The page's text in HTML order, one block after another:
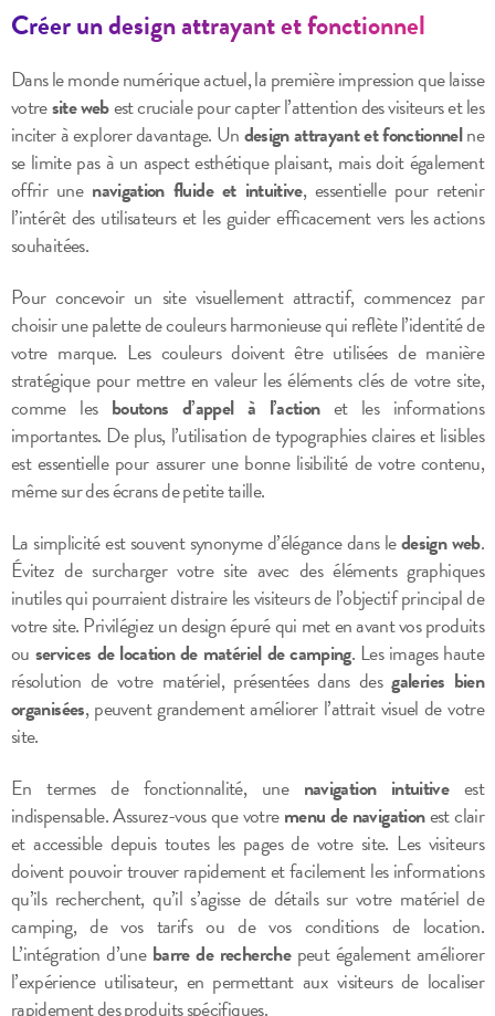
Créer un design attrayant et fonctionnel
Dans le monde numérique actuel, la première impression que laisse
votresite webest cruciale pour capter l’attention des visiteurs et les
inciter à explorer davantage. Undesign attrayant et fonctionnelne
se limite pas à un aspect esthétique plaisant, mais doit également
offrir une navigation fluide et intuitive, essentielle pour retenir
l’intérêt des utilisateurs et les guider efficacement vers les actions
souhaitées.
Pour concevoir un site visuellement attractif, commencez par
choisir une palette de couleurs harmonieuse qui reflète l’identité de
votre marque. Les couleurs doivent être utilisées de manière
stratégique pour mettre en valeur les éléments clés de votre site,
comme les boutons d’appel à l’actionet les informations
importantes. De plus, l’utilisation de typographies claires et lisibles
est essentielle pour assurer une bonne lisibilité de votre contenu,
même sur des écrans de petite taille.
La simplicité est souvent synonyme d’élégance dans ledesign web.
Évitez de surcharger votre site avec des éléments graphiques
inutiles qui pourraient distraire les visiteurs de l’objectif principal de
votre site. Privilégiez un design épuré qui met en avant vos produits
ou services de location de matériel de camping. Les images haute
résolution de votre matériel, présentées dans desgaleries bien
organisées, peuvent grandement améliorer l’attrait visuel de votre
site.
En termes de fonctionnalité, une navigation intuitiveest
indispensable. Assurez-vous que votremenu de navigationest clair
et accessible depuis toutes les pages de votre site. Les visiteurs
doivent pouvoir trouver rapidement et facilement les informations
qu’ils recherchent, qu’il s’agisse de détails sur votre matériel de
camping, de vos tarifs ou de vos conditions de location.
L’intégration d’une barre de recherchepeut également améliorer
l’expérience utilisateur, en permettant aux visiteurs de localiser
rapidement des produits spécifiques.